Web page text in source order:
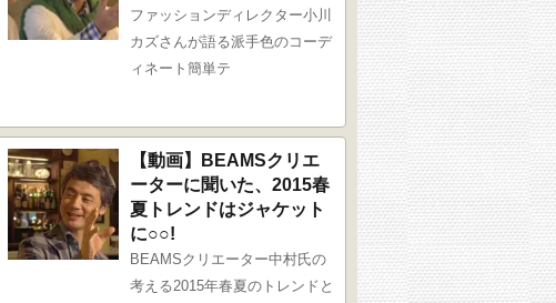
ファッションディレクター小川
カズさんが語る派手色のコーデ
ィネート簡単テ
【動画】BEAMSクリエ
ーターに聞いた、2015春
夏トレンドはジャケット
に○○!
BEAMSクリエーター中村氏の
考える2015年春夏のトレンドと